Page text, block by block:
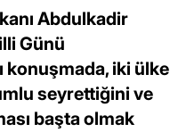
Abdulkadir
Günü
konuşmada, iki ülke
seyrettiğini ve
başta olmak